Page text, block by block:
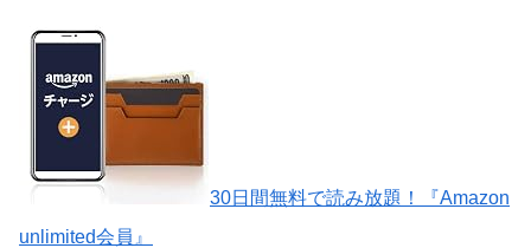
30日間無料で読み放題！『Amazon
unlimited会員』